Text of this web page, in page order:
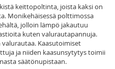
keittopoltinta, joista kaksi on
Monikehäisessä polttimossa
jolloin lämpö jakautuu
kuten valurautapannuja.
Kaasutoimiset
ja niiden kaasunsytytys toimii
säätönupistaan.